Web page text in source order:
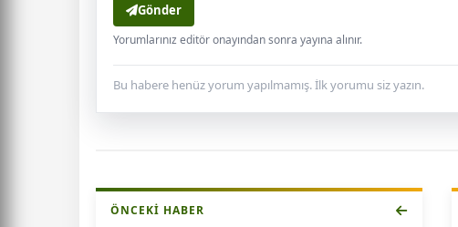
Gönder
Yorumlarınız editör onayından sonra yayına alınır.
Bu habere henüz yorum yapılmamış. İlk yorumu siz yazın.
ÖNCEKI HABER